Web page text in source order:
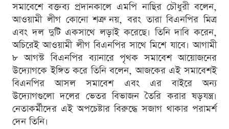
সমাবেশে বক্তব্য প্রদানকালে এমপি নাছির চৌধুরী বলেন,
আওয়ামী লীগ কোনো শত্রু নয়, বরং তারা বিএনপির মিত্র
এবং দল দুটি একসাথে লড়াই করেছে। তিনি দাবি করেন,
অচিরেই আওয়ামী লীগ বিএনপির সাথে মিশে যাবে। আগামী
৮ আগস্ট বিএনপির ব্যানারে পৃথক সমাবেশ আয়োজনের
উদ্যোগকে ইঙ্গিত করে তিনি বলেন, আজকের এই সমাবেশই
বিএনপির আসল সমাবেশ এবং এর বাইরে অন্য
উদ্যোগগুলো দলের ভেতর বিভাজন তৈরি করার ষড়যন্ত্র।
নেতাকর্মীদের এই অপচেষ্টার বিরুদ্ধে সজাগ থাকার পরামর্শ
দেন তিনি।